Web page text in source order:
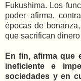
Fukushima. Los
poder afirma,
épocas de
que sacrifican
En fin, afirma que
ineficiente e
sociedades y en